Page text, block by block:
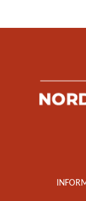
Restauration
chaise et